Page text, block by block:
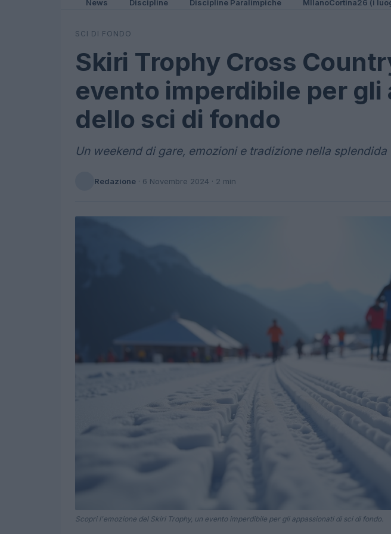
News Discipline Discipline Paralimpiche MIlanoCortina26 (i
SCI DI FONDO
Skiri Trophy Cross
evento imperdibile per gli
dello sci di fondo
Un weekend di gare, emozioni e tradizione nella splendida
Redazione · 6 Novembre 2024 · 2 min
Scopri l'emozione del Skiri Trophy, un evento imperdibile per gli appassionati di sci di fondo.